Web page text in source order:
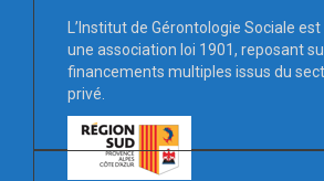
L’Institut de Gérontologie Sociale est
une association loi 1901, reposant
financements multiples issus du
privé.